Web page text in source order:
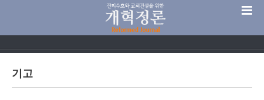
기고
Sketchbook5, 스케치북5